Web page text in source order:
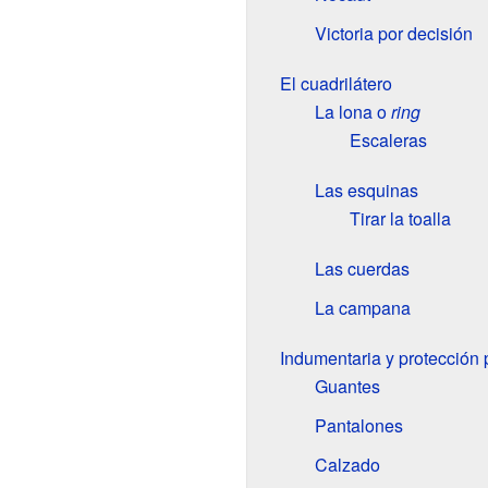
Victoria por decisión
El cuadrilátero
La lona oring
Escaleras
Las esquinas
Tirar la toalla
Las cuerdas
La campana
Indumentaria y protección
Guantes
Pantalones
Calzado